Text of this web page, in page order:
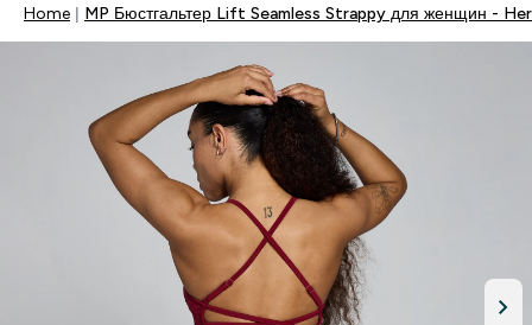
Home MP Бюстгальтер Lift Seamless Strappy для женщин -